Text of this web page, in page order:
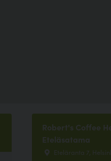
Robert's Coffee
Eteläsatama
Eteläranta 7,